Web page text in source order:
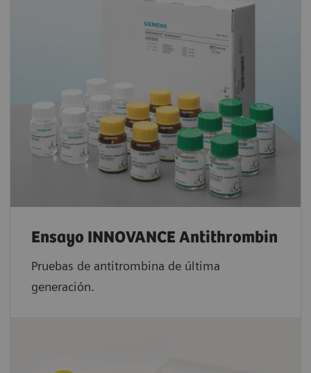
Ensayo INNOVANCE Antithrombin
Pruebas de antitrombina de última
generación.